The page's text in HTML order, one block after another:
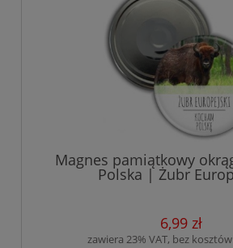
Magnes pamiątkowy
Polska | Żubr
6,99 zł
zawiera 23% VAT, bez